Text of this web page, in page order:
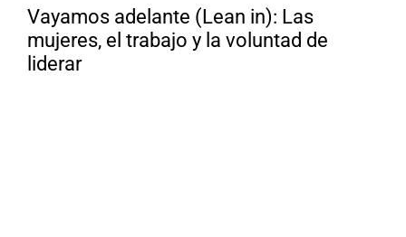
Vayamos adelante (Lean in): Las
mujeres, el trabajo y la voluntad de
liderar